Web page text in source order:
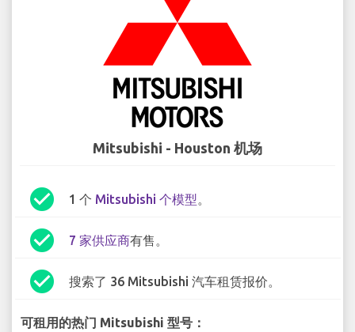
Mitsubishi - Houston 机场
check_circle 1 个 Mitsubishi 个模型。
check_circle 7 家供应商有售。
check_circle 搜索了 36 Mitsubishi 汽车租赁报价。
可租用的热门 Mitsubishi 型号：